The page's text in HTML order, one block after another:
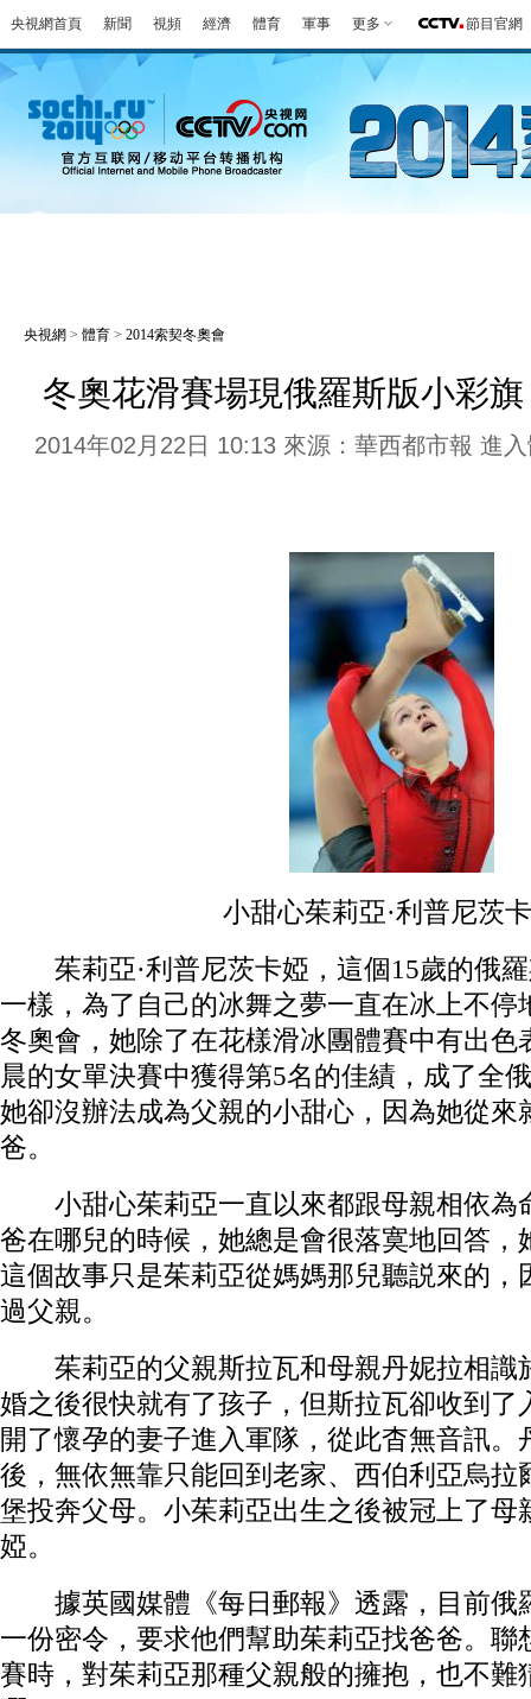
央視網首頁 新聞 視頻 經濟 體育 軍事 更多 節目官網
央視網 > 體育 > 2014索契冬奧會
冬奧花滑賽場現俄羅斯版小彩
2014年02月22日 10:13 來源：華西都市報 進
小甜心茱莉亞·利普尼茨
茱莉亞·利普尼茨卡婭，這個15歲的俄羅
一樣，為了自己的冰舞之夢一直在冰上不停
冬奧會，她除了在花樣滑冰團體賽中有出色
晨的女單決賽中獲得第5名的佳績，成了全
她卻沒辦法成為父親的小甜心，因為她從來
爸。
小甜心茱莉亞一直以來都跟母親相依為
爸在哪兒的時候，她總是會很落寞地回答，
這個故事只是茱莉亞從媽媽那兒聽説來的，
過父親。
茱莉亞的父親斯拉瓦和母親丹妮拉相識
婚之後很快就有了孩子，但斯拉瓦卻收到了
開了懷孕的妻子進入軍隊，從此杳無音訊。
後，無依無靠只能回到老家、西伯利亞烏拉
堡投奔父母。小茱莉亞出生之後被冠上了母
婭。
據英國媒體《每日郵報》透露，目前俄
一份密令，要求他們幫助茱莉亞找爸爸。聯
賽時，對茱莉亞那種父親般的擁抱，也不難